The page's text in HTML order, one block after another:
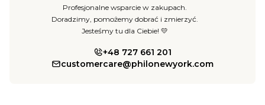
Profesjonalne wsparcie w zakupach.
Doradzimy, pomożemy dobrać i zmierzyć.
Jesteśmy tu dla Ciebie! 💛
+48 727 661 201
customercare@philonewyork.com